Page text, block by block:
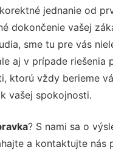
jednanie od
dokončenie vašej
sme tu pre vás
aj v prípade riešenia
ktorú vždy berieme
vašej spokojnosti.
? S nami sa o
a kontaktujte nás